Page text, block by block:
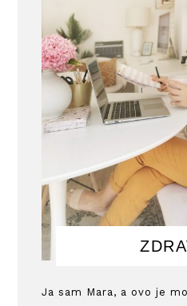
Ja sam Mara, a ovo je